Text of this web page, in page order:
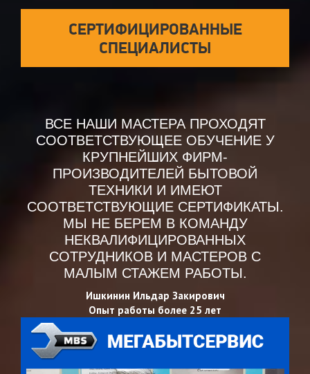
СЕРТИФИЦИРОВАННЫЕ
СПЕЦИАЛИСТЫ
ВСЕ НАШИ МАСТЕРА ПРОХОДЯТ
СООТВЕТСТВУЮЩЕЕ ОБУЧЕНИЕ У
КРУПНЕЙШИХ ФИРМ-
ПРОИЗВОДИТЕЛЕЙ БЫТОВОЙ
ТЕХНИКИ И ИМЕЮТ
СООТВЕТСТВУЮЩИЕ СЕРТИФИКАТЫ.
МЫ НЕ БЕРЕМ В КОМАНДУ
НЕКВАЛИФИЦИРОВАННЫХ
СОТРУДНИКОВ И МАСТЕРОВ С
МАЛЫМ СТАЖЕМ РАБОТЫ.
Ишкинин Ильдар Закирович
Опыт работы более 25 лет